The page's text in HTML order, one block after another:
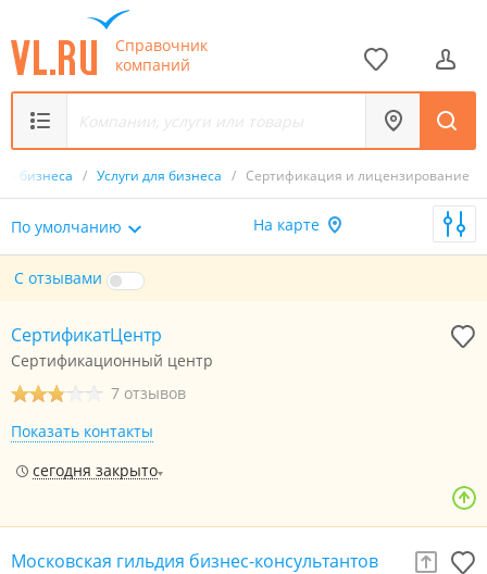
Справочник
компаний
бизнеса / Услуги для бизнеса / Сертификация и лицензирование
По умолчанию На карте
С отзывами
СертификатЦентр
Сертификационный центр
7 отзывов
Показать контакты
сегодня закрыто
Московская гильдия бизнес-консультантов